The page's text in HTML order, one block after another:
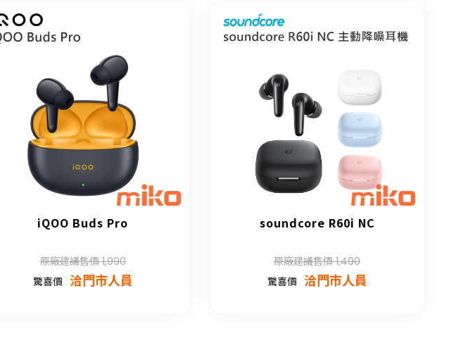
iQOO Buds Pro
原廠建議售價 1,990
驚喜價 洽門市人員
soundcore R60i NC
原廠建議售價 1,490
驚喜價 洽門市人員